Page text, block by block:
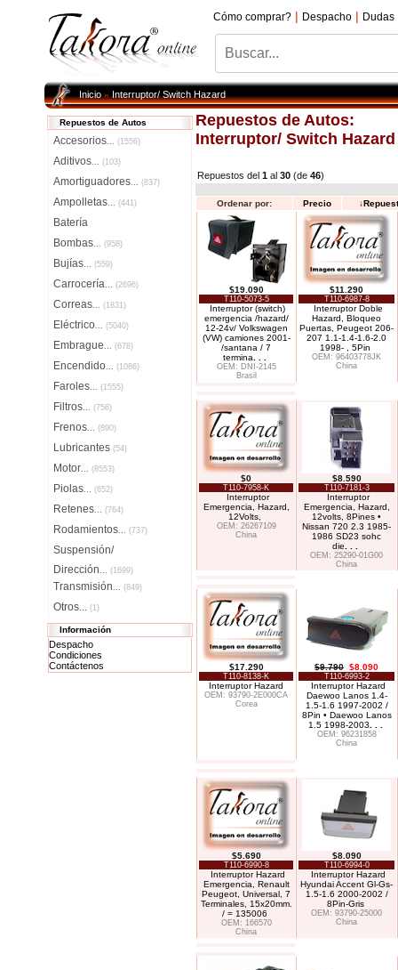
Cómo comprar? | Despacho | Dudas
Inicio»Interruptor/ Switch Hazard
Repuestos de Autos
Accesorios... (1556)
Aditivos... (103)
Amortiguadores... (837)
Ampolletas... (441)
Batería
Bombas... (958)
Bujías... (559)
Carrocería... (2696)
Correas... (1831)
Eléctrico... (5040)
Embrague... (678)
Encendido... (1086)
Faroles... (1555)
Filtros... (756)
Frenos... (890)
Lubricantes (54)
Motor... (8553)
Piolas... (652)
Retenes... (764)
Rodamientos... (737)
Suspensión/
Dirección... (1699)
Transmisión... (849)
Otros... (1)
Información
Despacho
Condiciones
Contáctenos
Repuestos de Autos:
Interruptor/ Switch Hazard
Repuestos del 1 al 30 (de 46)
Ordenar por: Precio ↓
$19.090
T110-5073-5
Interruptor (switch)
emergencia /hazard/
12-24v/ Volkswagen
(VW) camiones 2001-
/santana / 7
termina
OEM: DNI-2145
Brasil
$11.290
T110-6987-8
Interruptor Doble
Hazard, Bloqueo
Puertas, Peugeot 206-
207 1.1-1.4-1.6-2.0
1998- , 5Pin
OEM: 96403778JK
China
$0
T110-7958-K
Interruptor
Emergencia, Hazard,
12Volts,
OEM: 26267109
China
$8.590
T110-7181-3
Interruptor
Emergencia, Hazard,
12volts, 8Pines •
Nissan 720 2.3 1985-
1986 SD23 sohc
die
OEM: 25290-01G00
China
$17.290
T110-8138-K
Interruptor Hazard
OEM: 93790-2E000CA
Corea
$9.790 $8.090
T110-6993-2
Interruptor Hazard
Daewoo Lanos 1.4-
1.5-1.6 1997-2002 /
8Pin • Daewoo Lanos
1.5 1998-2003
OEM: 96231858
China
$5.690
T110-6990-8
Interruptor Hazard
Emergencia, Renault
Peugeot, Universal, 7
Terminales, 15x20mm.
/ = 135006
OEM: 166570
China
$8.090
T110-6994-0
Interruptor Hazard
Hyundai Accent Gl-Gs-
1.5-1.6 2000-2002 /
8Pin-Gris
OEM: 93790-25000
China